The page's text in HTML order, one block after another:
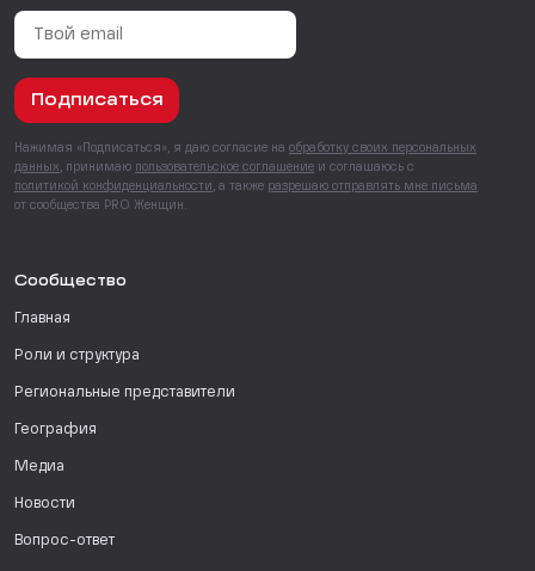
Подписаться
Нажимая «Подписаться», я даю согласие на обработку своих персональных
данных , принимаю пользовательское соглашение и соглашаюсь с
политикой конфиденциальности , а также разрешаю отправлять мне письма
от сообщества PRO Женщин.
Сообщество
Главная
Роли и структура
Региональные представители
География
Медиа
Новости
Вопрос-ответ